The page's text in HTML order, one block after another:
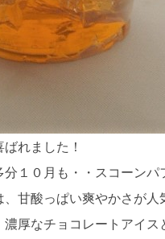
れました！
１０月も・・スコーンパ
甘酸っぱい爽やかさが人
濃厚なチョコレートアイ